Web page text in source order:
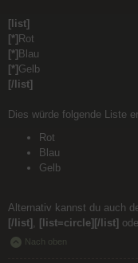
[list]
[*]Rot
[*]Blau
[*]Gelb
[/list]
Dies würde folgende Liste
Rot
Blau
Gelb
Alternativ kannst du auch
[/list] [list=circle][/list]
Nach oben